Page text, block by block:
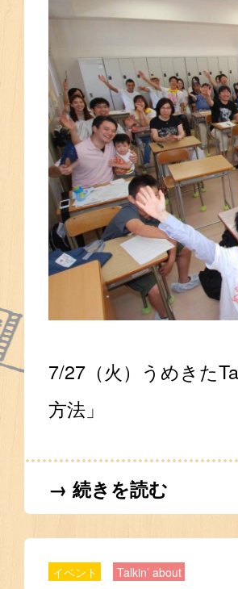
7/27（火）うめきた
方法」
→ 続きを読む
イベント Talkin’ about